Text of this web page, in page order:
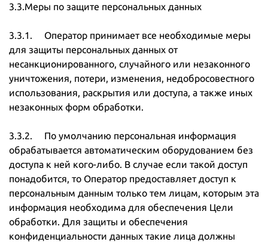
3.3.Меры по защите персональных данных
3.3.1. Оператор принимает все необходимые меры
для защиты персональных данных от
несанкционированного, случайного или незаконного
уничтожения, потери, изменения, недобросовестного
использования, раскрытия или доступа, а также иных
незаконных форм обработки.
3.3.2. По умолчанию персональная информация
обрабатывается автоматическим оборудованием без
доступа к ней кого-либо. В случае если такой доступ
понадобится, то Оператор предоставляет доступ к
персональным данным только тем лицам, которым эта
информация необходима для обеспечения Цели
обработки. Для защиты и обеспечения
конфиденциальности данных такие лица должны